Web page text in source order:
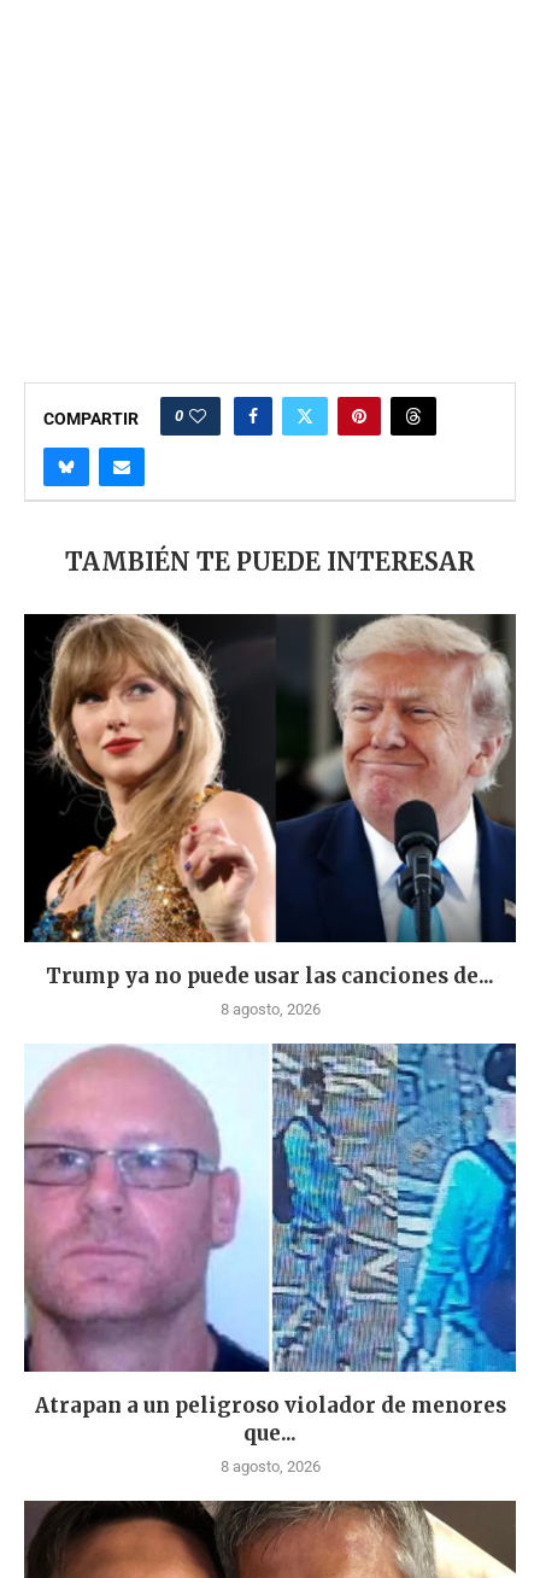
COMPARTIR 0
TAMBIÉN TE PUEDE INTERESAR
Trump ya no puede usar las canciones de...
8 agosto, 2026
Atrapan a un peligroso violador de menores
que...
8 agosto, 2026